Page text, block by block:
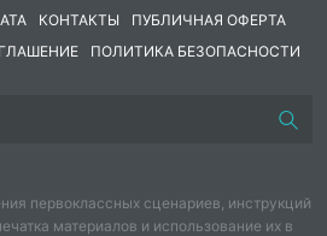
КОНТАКТЫ
ПУБЛИЧНАЯ ОФЕРТА
ПОЛИТИКА БЕЗОПАСНОСТИ
первоклассных сценариев, инструкций
материалов и использование их в